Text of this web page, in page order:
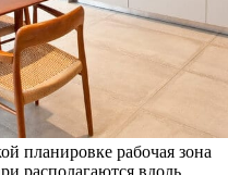
планировке рабочая зона
располагаются вдоль